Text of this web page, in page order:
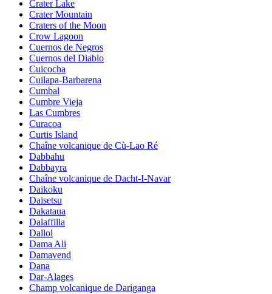
Crater Lake
Crater Mountain
Craters of the Moon
Crow Lagoon
Cuernos de Negros
Cuernos del Diablo
Cuicocha
Cuilapa-Barbarena
Cumbal
Cumbre Vieja
Las Cumbres
Curacoa
Curtis Island
Chaîne volcanique de Cù-Lao Ré
Dabbahu
Dabbayra
Chaîne volcanique de Dacht-I-Navar
Daikoku
Daisetsu
Dakataua
Dalaffilla
Dallol
Dama Ali
Damavend
Dana
Dar-Alages
Champ volcanique de Dariganga